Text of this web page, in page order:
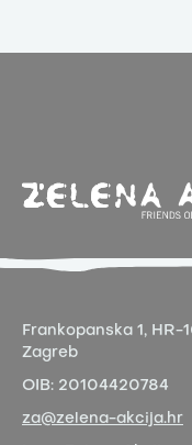
Frankopanska 1, HR-
Zagreb
OIB: 20104420784
za@zelena-akcija.hr